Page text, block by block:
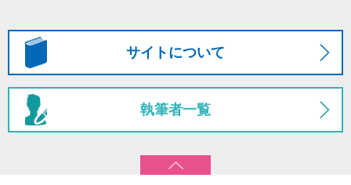
サイトについて
執筆者一覧